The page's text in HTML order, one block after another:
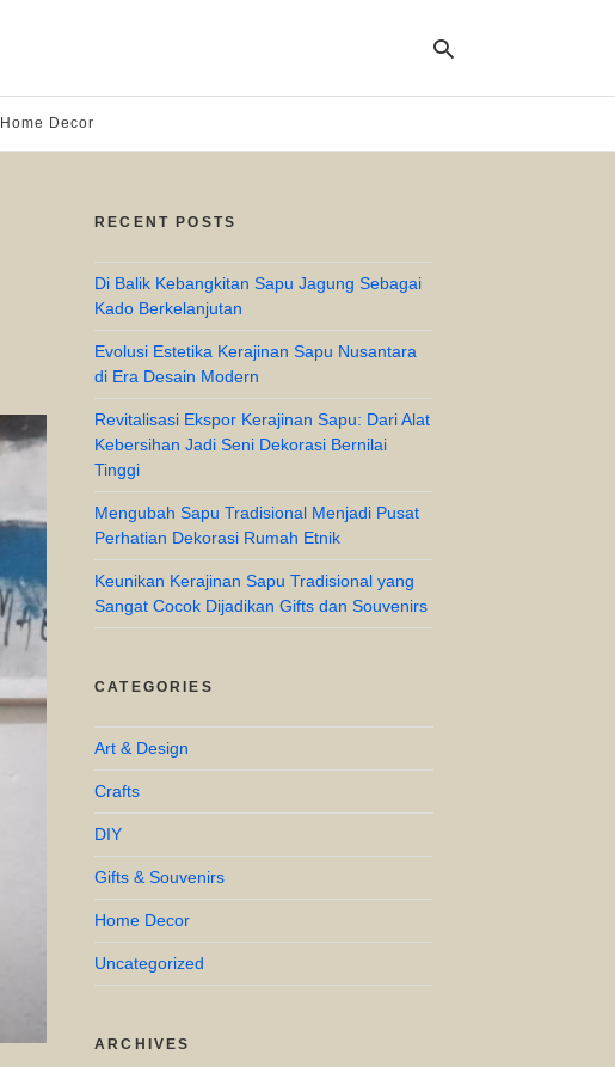
Home Decor
RECENT POSTS
Di Balik Kebangkitan Sapu Jagung Sebagai
Kado Berkelanjutan
Evolusi Estetika Kerajinan Sapu Nusantara
di Era Desain Modern
Revitalisasi Ekspor Kerajinan Sapu: Dari Alat
Kebersihan Jadi Seni Dekorasi Bernilai
Tinggi
Mengubah Sapu Tradisional Menjadi Pusat
Perhatian Dekorasi Rumah Etnik
Keunikan Kerajinan Sapu Tradisional yang
Sangat Cocok Dijadikan Gifts dan Souvenirs
CATEGORIES
Art & Design
Crafts
DIY
Gifts & Souvenirs
Home Decor
Uncategorized
ARCHIVES